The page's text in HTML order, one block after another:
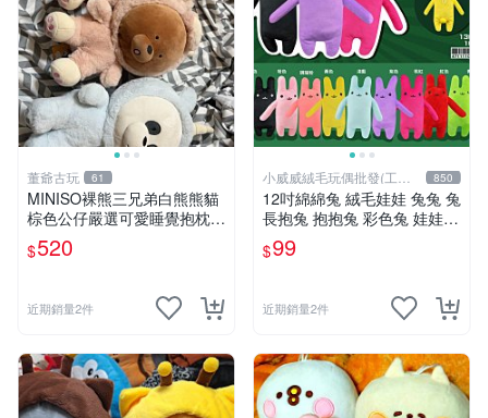
董爺古玩 61
MINISO裸熊三兄弟白熊熊貓
棕色公仔嚴選可愛睡覺抱枕玩
偶熊玩具 裸熊 玩具 公仔
$520
近期銷量2件
小威威絨毛玩偶批發(工廠
直營)
850
12吋綿綿兔 絨毛娃娃 兔兔 兔
長抱兔 抱抱兔 彩色兔 娃娃
公仔 禮品 生活雜貨
$99
近期銷量2件